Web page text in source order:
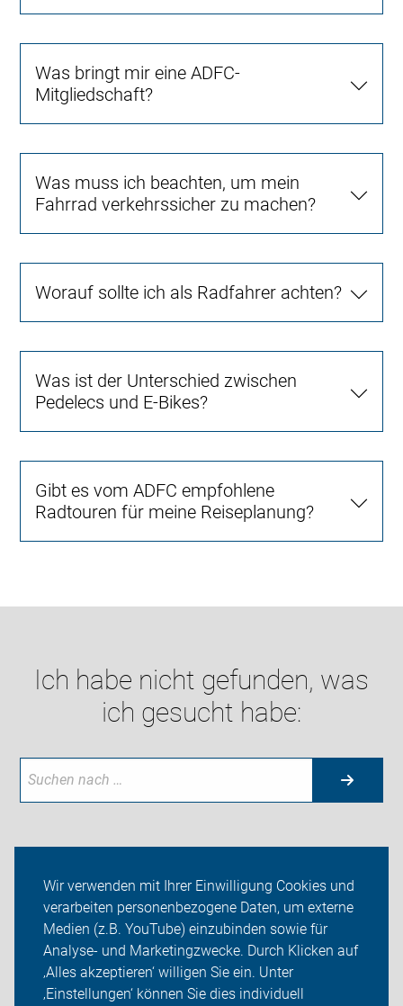
Wir verwenden mit Ihrer Einwilligung Cookies und
verarbeiten personenbezogene Daten, um externe
Medien (z.B. YouTube) einzubinden sowie für
Analyse- und Marketingzwecke. Durch Klicken auf
‚Alles akzeptieren‘ willigen Sie ein. Unter
‚Einstellungen‘ können Sie dies individuell
Was bringt mir eine ADFC-
Mitgliedschaft?
Was muss ich beachten, um mein
Fahrrad verkehrssicher zu machen?
Worauf sollte ich als Radfahrer achten?
Was ist der Unterschied zwischen
Pedelecs und E-Bikes?
Gibt es vom ADFC empfohlene
Radtouren für meine Reiseplanung?
Ich habe nicht gefunden, was
ich gesucht habe:
Themen
ADFC Oranienburg
Sei dabei